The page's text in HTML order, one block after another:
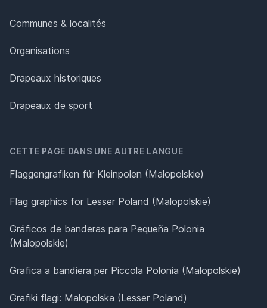
Communes & localités
Organisations
Drapeaux historiques
Drapeaux de sport
CETTE PAGE DANS UNE AUTRE LANGUE
Flaggengrafiken für Kleinpolen (Malopolskie)
Flag graphics for Lesser Poland (Malopolskie)
Gráficos de banderas para Pequeña Polonia
(Malopolskie)
Grafica a bandiera per Piccola Polonia (Malopolskie)
Grafiki flagi: Małopolska (Lesser Poland)